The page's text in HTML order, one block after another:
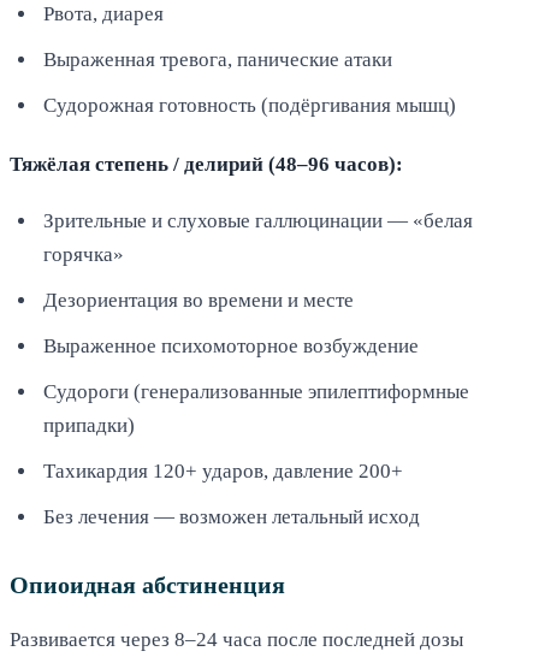
Рвота, диарея
Выраженная тревога, панические атаки
Судорожная готовность (подёргивания мышц)
Тяжёлая степень / делирий (48–96 часов):
Зрительные и слуховые галлюцинации — «белая
горячка»
Дезориентация во времени и месте
Выраженное психомоторное возбуждение
Судороги (генерализованные эпилептиформные
припадки)
Тахикардия 120+ ударов, давление 200+
Без лечения — возможен летальный исход
Опиоидная абстиненция
Развивается через 8–24 часа после последней дозы